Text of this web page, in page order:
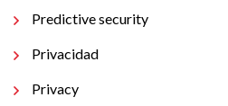
Predictive security
Privacidad
Privacy